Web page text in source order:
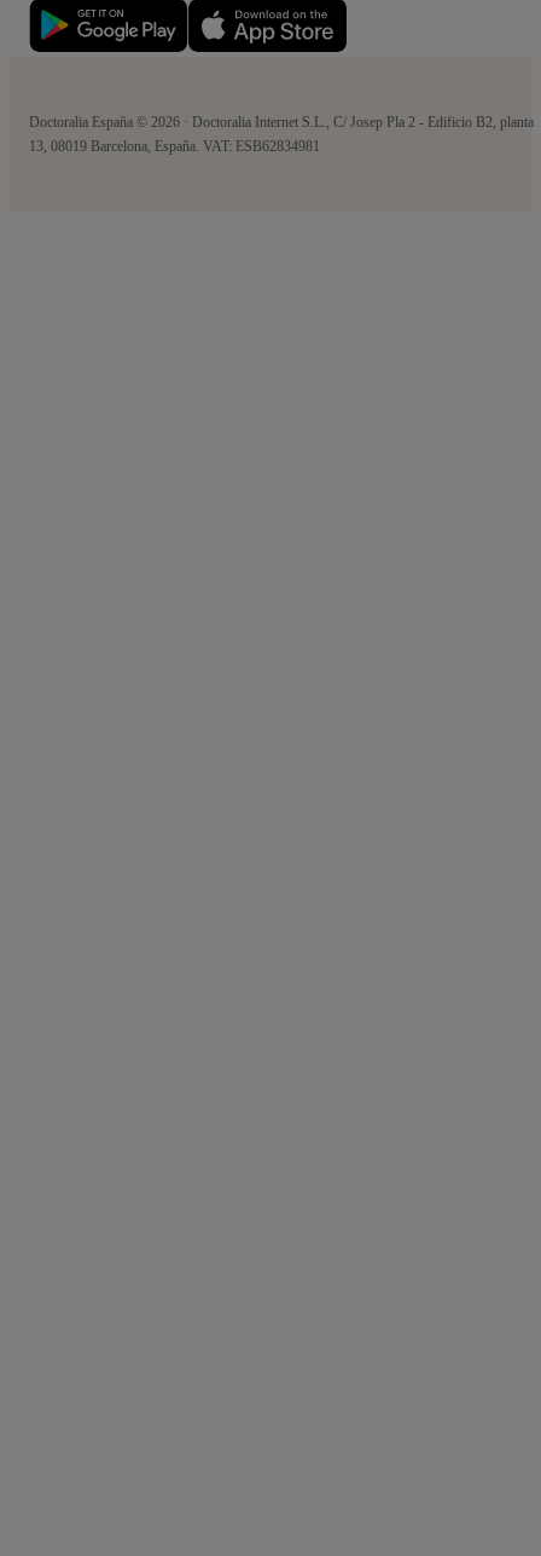
Doctoralia España © 2026 · Doctoralia Internet S.L., C/ Josep Pla 2 - Edificio B2, planta
13, 08019 Barcelona, España. VAT: ESB62834981